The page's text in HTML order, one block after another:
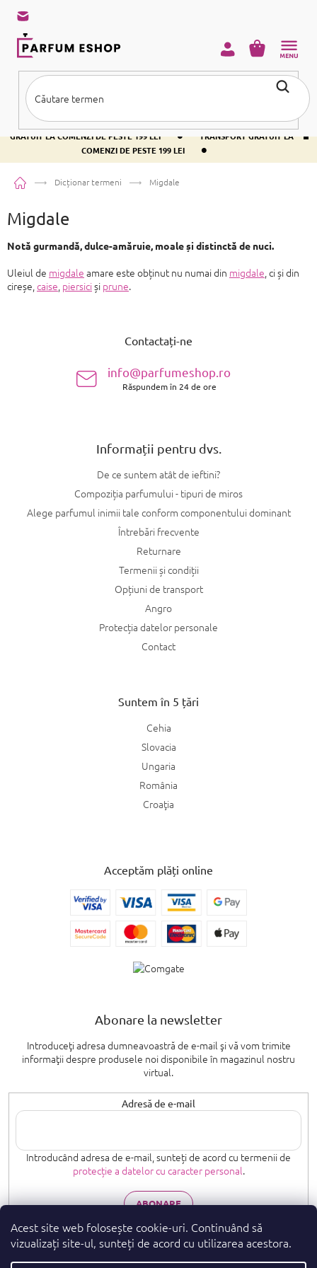
Acest site web folosește cookie-uri. Continuând să
vizualizați site-ul, sunteți de acord cu utilizarea acestora.
conținut
TRANSPORT GRATUIT LA COMENZI DE PESTE 199 LEI •
TRANSPORT
GRATUIT LA COMENZI DE PESTE 199 LEI
•
TRANSPORT GRATUIT LA
COMENZI DE PESTE 199 LEI
•
COŞ
Acasă Dicționar termeni Migdale
Migdale
Notă gurmandă, dulce-amăruie, moale și distinctă de nuci.
Uleiul de migdale amare este obținut nu numai din migdale, ci și din
cireșe,caise, piersiciși prune.
Contactați-ne
info@parfumeshop.ro
Răspundem în 24 de ore
Informații pentru dvs.
De ce suntem atât de ieftini?
Compoziția parfumului - tipuri de miros
Alege parfumul inimii tale conform componentului dominant
Întrebări frecvente
Returnare
Termenii și condiții
Opțiuni de transport
Angro
Protecția datelor personale
Contact
Suntem în 5 țări
Cehia
Slovacia
Ungaria
România
Croaţia
Acceptăm plăți online
Abonare la newsletter
Introduceţi adresa dumneavoastră de e-mail şi vă vom trimite
informaţii despre produsele noi disponibile în magazinul nostru
virtual.
Adresă de e-mail
Introducând adresa de e-mail, sunteți de acord cu termenii de
protecție a datelor cu caracter personal.
ABONARE